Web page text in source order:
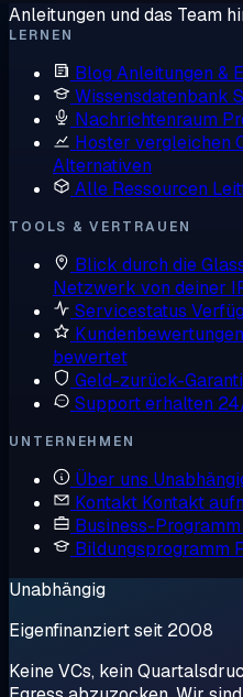
Anleitungen und das Team
LERNEN
Blog Anleitungen &
Wissensdatenbank
Nachrichtenraum
Hoster vergleichen
Alternativen
Alle Ressourcen
TOOLS & VERTRAUEN
Blick durch die
Netzwerk von deiner
Servicestatus
Kundenbewertungen
bewertet
Geld-zurück-
Support erhalten
UNTERNEHMEN
Über uns
Kontakt Kontakt
Business-Programm
Bildungsprogramm
Unabhängig
Eigenfinanziert seit 2008
Keine VCs, kein